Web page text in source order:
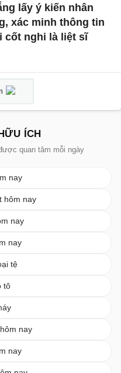
lấy ý kiến nhân
xác minh thông tin
cốt nghi là liệt sĩ
ÍCH
quan tâm mỗi ngày
nay
hôm nay
nay
nay
tệ
tô
nay
nay